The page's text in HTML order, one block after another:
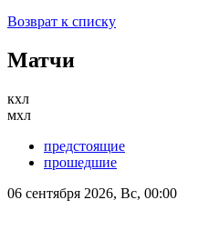
Возврат к списку
Матчи
кхл
мхл
предстоящие
прошедшие
06 сентября 2026, Вс, 00:00